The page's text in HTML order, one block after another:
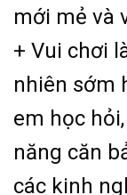
mới mẻ và
+ Vui chơi
nhiên sớm
em học
năng căn
các kinh